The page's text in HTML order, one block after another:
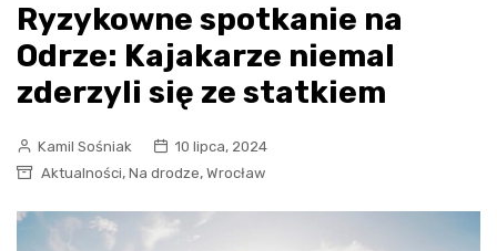
Ryzykowne spotkanie na
Odrze: Kajakarze niemal
zderzyli się ze statkiem
Kamil Sośniak
10 lipca, 2024
Aktualności, Na drodze, Wrocław